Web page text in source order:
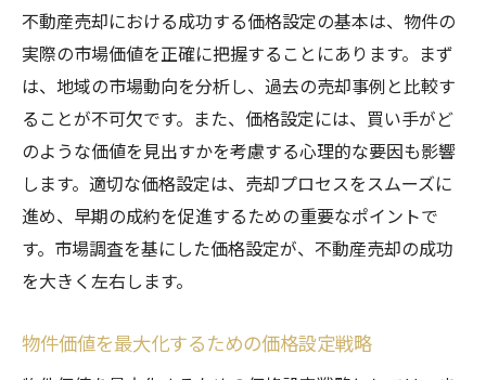
不動産売却における成功する価格設定の基本は、物件の
実際の市場価値を正確に把握することにあります。まず
は、地域の市場動向を分析し、過去の売却事例と比較す
ることが不可欠です。また、価格設定には、買い手がど
のような価値を見出すかを考慮する心理的な要因も影響
します。適切な価格設定は、売却プロセスをスムーズに
進め、早期の成約を促進するための重要なポイントで
す。市場調査を基にした価格設定が、不動産売却の成功
を大きく左右します。
物件価値を最大化するための価格設定戦略